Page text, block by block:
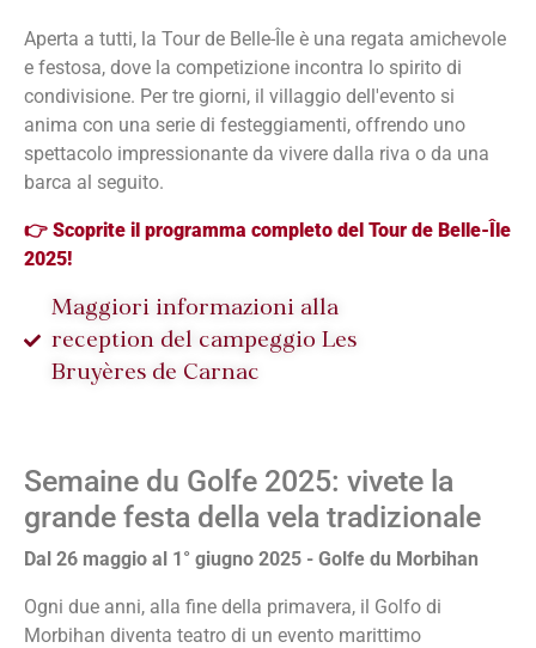
Aperta a tutti, la Tour de Belle-Île è una regata amichevole
e festosa, dove la competizione incontra lo spirito di
condivisione. Per tre giorni, il villaggio dell'evento si
anima con una serie di festeggiamenti, offrendo uno
spettacolo impressionante da vivere dalla riva o da una
barca al seguito.
👉 Scoprite il programma completo del Tour de Belle-Île
2025!
Maggiori informazioni alla
reception del campeggio Les
Bruyères de Carnac
Semaine du Golfe 2025: vivete la
grande festa della vela tradizionale
Dal 26 maggio al 1° giugno 2025 - Golfe du Morbihan
Ogni due anni, alla fine della primavera, il Golfo di
Morbihan diventa teatro di un evento marittimo